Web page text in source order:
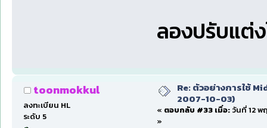
ลองปรับแต่
toonmokkul
ลงทะเบียน HL
ระดับ 5
Re: ตัวอย่างการใช้
2007-10-03)
« ตอบกลับ #33 เมื่อ: วันที่ 12 พ
»